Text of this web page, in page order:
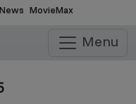
MovieMax
Menu